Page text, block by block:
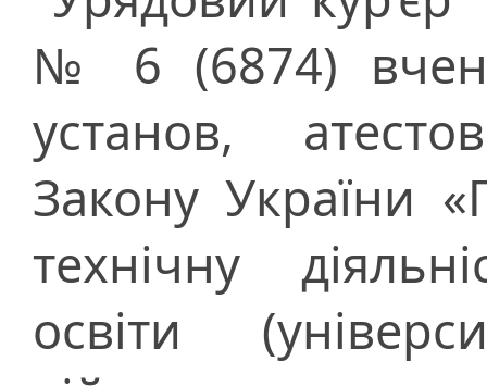
№ 6 (6874)
установ,
Закону України
технічну
освіти